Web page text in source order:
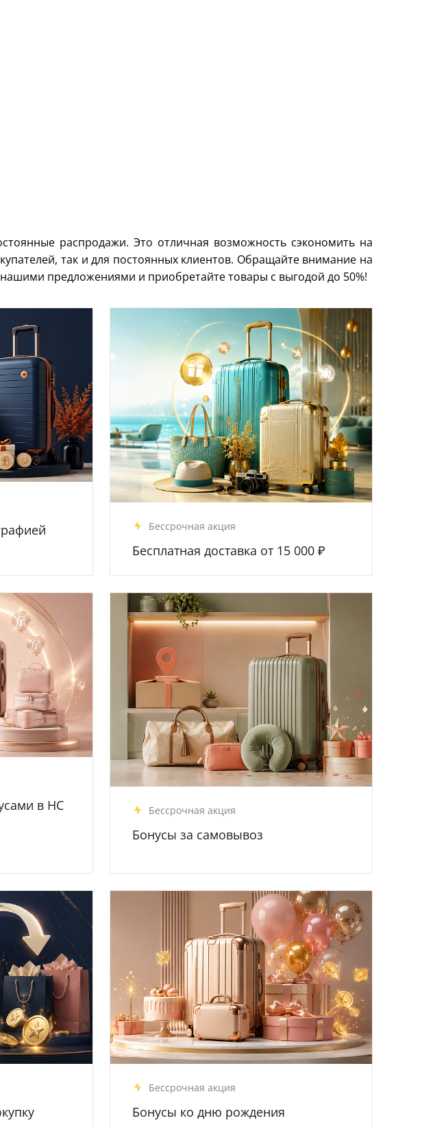
распродажи. Это отличная возможность сэкономить на
так и для постоянных клиентов. Обращайте внимание на
предложениями и приобретайте товары с выгодой до 50%!
Бессрочная акция
Бесплатная доставка от 15 000 ₽
в НС
Бессрочная акция
Бонусы за самовывоз
Бессрочная акция
Бонусы ко дню рождения